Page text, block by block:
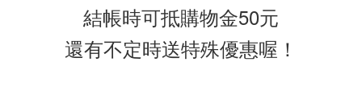
結帳時可抵購物金50元
還有不定時送特殊優惠喔！